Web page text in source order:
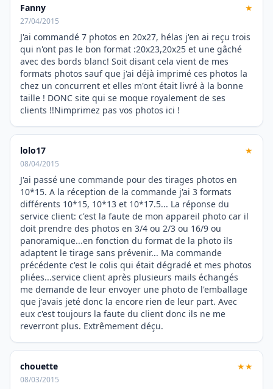
Fanny ★
27/04/2015
J'ai commandé 7 photos en 20x27, hélas j'en ai reçu trois
qui n'ont pas le bon format :20x23,20x25 et une gâché
avec des bords blanc! Soit disant cela vient de mes
formats photos sauf que j'ai déjà imprimé ces photos la
chez un concurrent et elles m'ont était livré à la bonne
taille ! DONC site qui se moque royalement de ses
clients !!Nimprimez pas vos photos ici !
lolo17 ★
08/04/2015
J'ai passé une commande pour des tirages photos en
10*15. A la réception de la commande j'ai 3 formats
différents 10*15, 10*13 et 10*17.5... La réponse du
service client: c'est la faute de mon appareil photo car il
doit prendre des photos en 3/4 ou 2/3 ou 16/9 ou
panoramique...en fonction du format de la photo ils
adaptent le tirage sans prévenir... Ma commande
précédente c'est le colis qui était dégradé et mes photos
pliées...service client après plusieurs mails échangés
me demande de leur envoyer une photo de l'emballage
que j'avais jeté donc la encore rien de leur part. Avec
eux c'est toujours la faute du client donc ils ne me
reverront plus. Extrêmement déçu.
chouette ★★
08/03/2015